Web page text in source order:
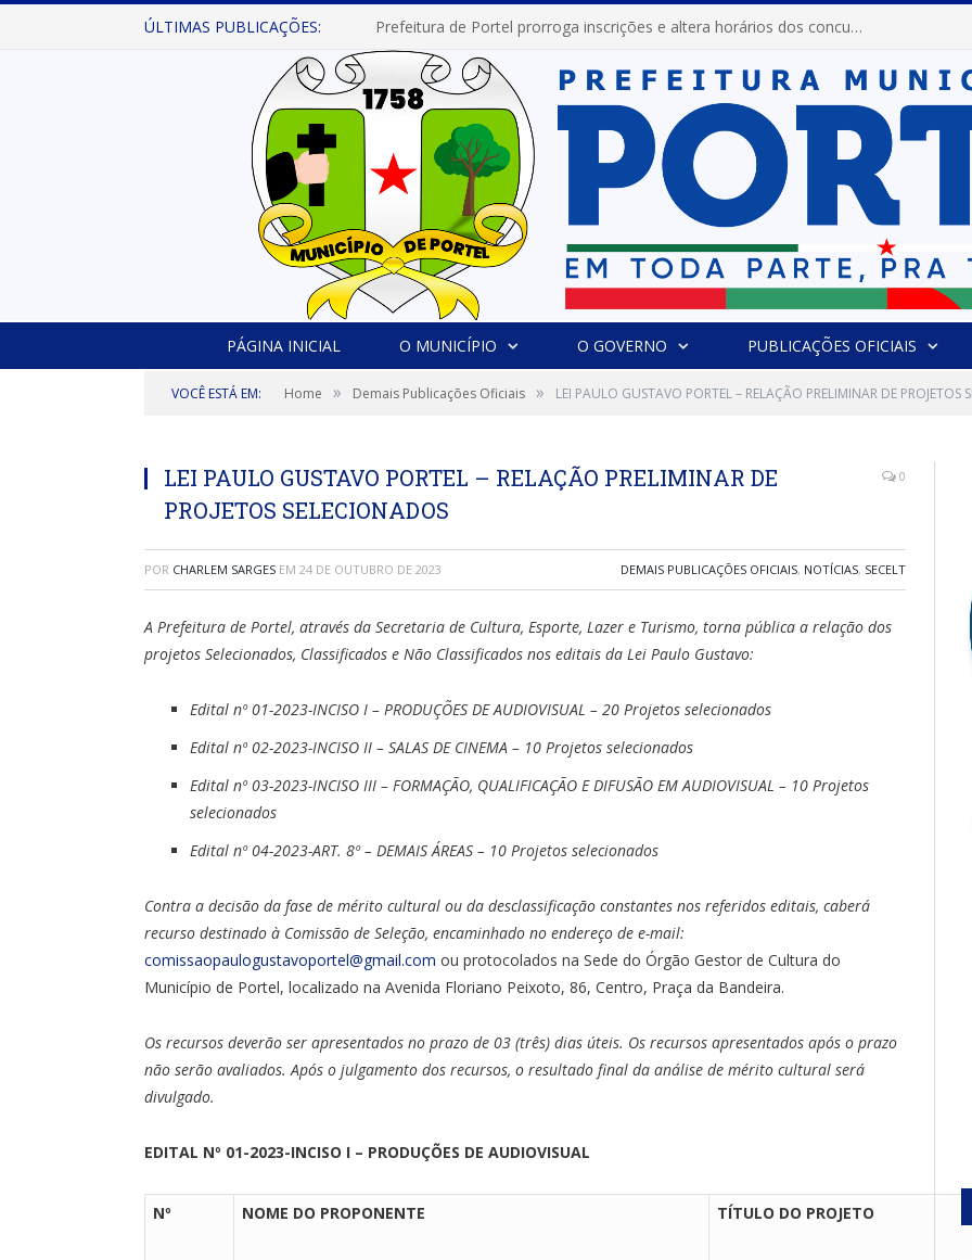
ÚLTIMAS PUBLICAÇÕES: Prefeitura de Portel prorroga inscrições e altera horários dos concursos “Musa” e “Miss Mix Verão 2026”
PÁGINA INICIAL O MUNICÍPIO O GOVERNO PUBLICAÇÕES OFICIAIS
VOCÊ ESTÁ EM: Home » Demais Publicações Oficiais » LEI PAULO GUSTAVO PORTEL – RELAÇÃO PRELIMINAR DE PROJETOS
LEI PAULO GUSTAVO PORTEL – RELAÇÃO PRELIMINAR DE
PROJETOS SELECIONADOS
0
POR CHARLEM SARGES EM 24 DE OUTUBRO DE 2023 DEMAIS PUBLICAÇÕES OFICIAIS, NOTÍCIAS, SECELT
A Prefeitura de Portel, através da Secretaria de Cultura, Esporte, Lazer e Turismo, torna pública a relação dos
projetos Selecionados, Classificados e Não Classificados nos editais da Lei Paulo Gustavo:
Edital nº 01-2023-INCISO I – PRODUÇÕES DE AUDIOVISUAL – 20 Projetos selecionados
Edital nº 02-2023-INCISO II – SALAS DE CINEMA – 10 Projetos selecionados
Edital nº 03-2023-INCISO III – FORMAÇÃO, QUALIFICAÇÃO E DIFUSÃO EM AUDIOVISUAL – 10 Projetos
selecionados
Edital nº 04-2023-ART. 8º – DEMAIS ÁREAS – 10 Projetos selecionados
Contra a decisão da fase de mérito cultural ou da desclassificação constantes nos referidos editais, caberá
recurso destinado à Comissão de Seleção, encaminhado no endereço de e-mail:
comissaopaulogustavoportel@gmail.com ou protocolados na Sede do Órgão Gestor de Cultura do
Município de Portel, localizado na Avenida Floriano Peixoto, 86, Centro, Praça da Bandeira.
Os recursos deverão ser apresentados no prazo de 03 (três) dias úteis. Os recursos apresentados após o prazo
não serão avaliados. Após o julgamento dos recursos, o resultado final da análise de mérito cultural será
divulgado.
EDITAL Nº 01-2023-INCISO I – PRODUÇÕES DE AUDIOVISUAL
Nº NOME DO PROPONENTE TÍTULO DO PROJETO